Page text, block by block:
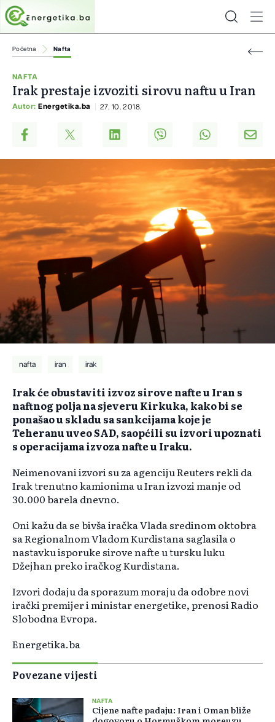
Početna Nafta
NAFTA
Irak prestaje izvoziti sirovu naftu u Iran
Autor: Energetika.ba 27. 10. 2018.
nafta iran irak
Irak će obustaviti izvoz sirove nafte u Iran s
naftnog polja na sjeveru Kirkuka, kako bi se
ponašao u skladu sa sankcijama koje je
Teheranu uveo SAD, saopćili su izvori upoznati
s operacijama izvoza nafte u Iraku.
Neimenovani izvori su za agenciju Reuters rekli da
Irak trenutno kamionima u Iran izvozi manje od
30.000 barela dnevno.
Oni kažu da se bivša iračka Vlada sredinom oktobra
sa Regionalnom Vladom Kurdistana saglasila o
nastavku isporuke sirove nafte u tursku luku
Džejhan preko iračkog Kurdistana.
Izvori dodaju da sporazum moraju da odobre novi
irački premijer i ministar energetike, prenosi Radio
Slobodna Evropa.
Energetika.ba
Povezane vijesti
NAFTA
Cijene nafte padaju: Iran i Oman bliže